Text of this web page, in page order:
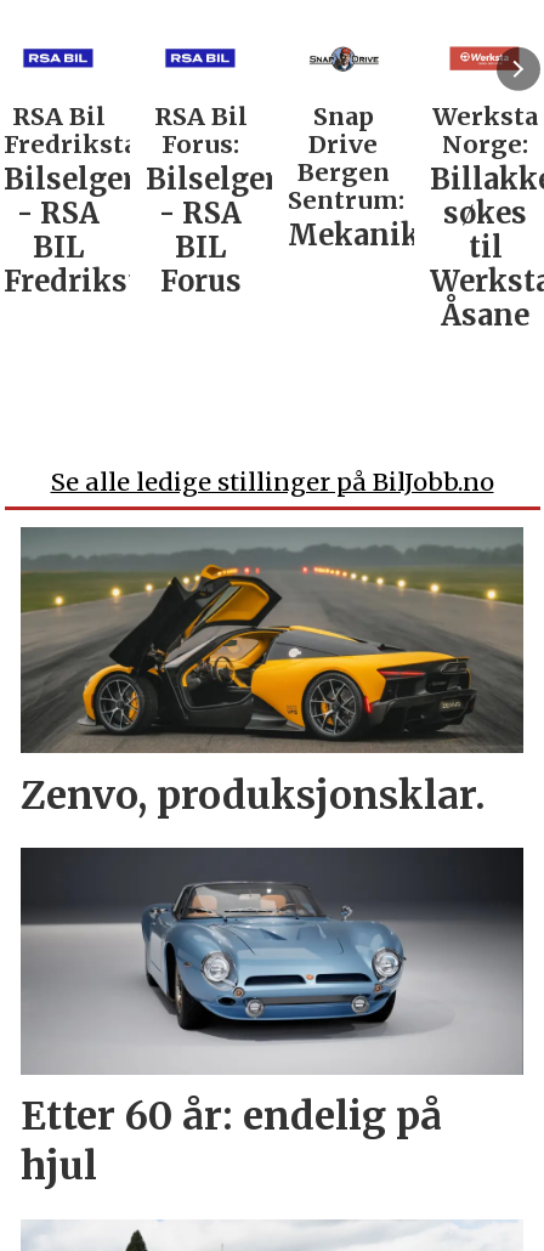
RSA Bil
Fredrikstad:
Bilselger
- RSA
BIL
Fredrikstad
RSA Bil
Forus:
Bilselger
- RSA
BIL
Forus
Snap
Drive
Bergen
Sentrum:
Mekaniker
Werksta
Norge:
søkes
til
Åsane
Se alle ledige stillinger på BilJobb.no
Zenvo, produksjonsklar.
Etter 60 år: endelig på
hjul